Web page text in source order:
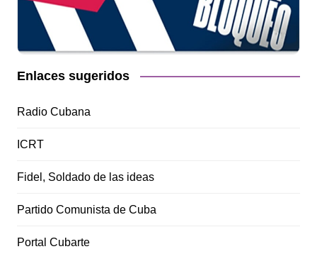
Enlaces sugeridos
Radio Cubana
ICRT
Fidel, Soldado de las ideas
Partido Comunista de Cuba
Portal Cubarte